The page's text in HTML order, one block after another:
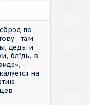
по
- там
деды и
бл*дь, в
-
на